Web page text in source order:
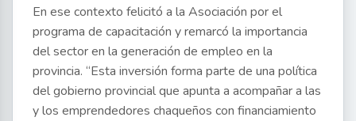
En ese contexto felicitó a la Asociación por el
programa de capacitación y remarcó la importancia
del sector en la generación de empleo en la
provincia. “Esta inversión forma parte de una política
del gobierno provincial que apunta a acompañar a las
y los emprendedores chaqueños con financiamiento